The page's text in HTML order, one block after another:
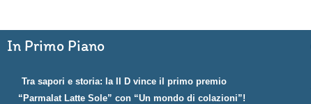
In Primo Piano
Tra sapori e storia: la II D vince il primo premio
“Parmalat Latte Sole” con “Un mondo di colazioni”!